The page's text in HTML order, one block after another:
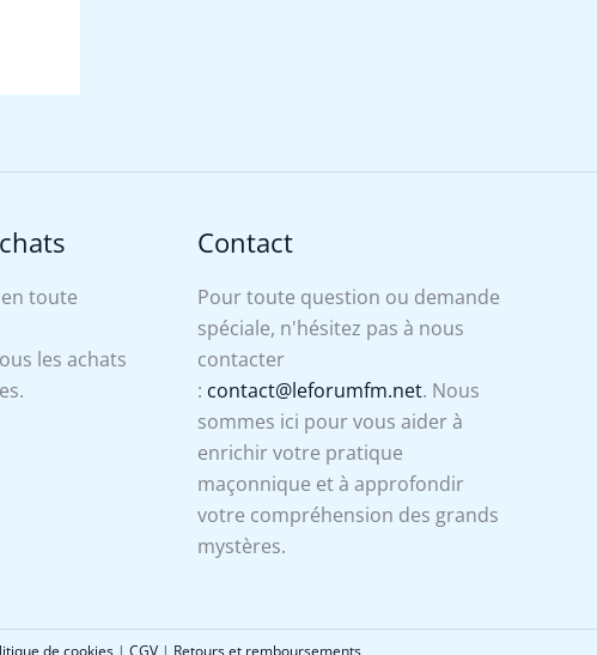
toute
les achats
Contact
Pour toute question ou demande
spéciale, n'hésitez pas à nous
contacter
: contact@leforumfm.net. Nous
sommes ici pour vous aider à
enrichir votre pratique
maçonnique et à approfondir
votre compréhension des grands
mystères.
de cookies | CGV | Retours et remboursements